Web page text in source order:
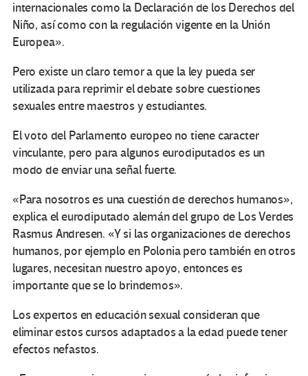
internacionales como la Declaración de los Derechos del
Niño, así como con la regulación vigente en la Unión
Europea».
Pero existe un claro temor a que la ley pueda ser
utilizada para reprimir el debate sobre cuestiones
sexuales entre maestros y estudiantes.
El voto del Parlamento europeo no tiene caracter
vinculante, pero para algunos eurodiputados es un
modo de enviar una señal fuerte.
«Para nosotros es una cuestión de derechos humanos»,
explica el eurodiputado alemán del grupo de Los Verdes
Rasmus Andresen. «Y si las organizaciones de derechos
humanos, por ejemplo en Polonia pero también en otros
lugares, necesitan nuestro apoyo, entonces es
importante que se lo brindemos».
Los expertos en educación sexual consideran que
eliminar estos cursos adaptados a la edad puede tener
efectos nefastos.